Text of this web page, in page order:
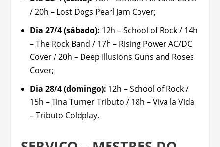
/ 20h – Lost Dogs Pearl Jam Cover;
Dia 27/4 (sábado): 12h – School of Rock / 14h
– The Rock Band / 17h – Rising Power AC/DC
Cover / 20h – Deep Illusions Guns and Roses
Cover;
Dia 28/4 (domingo): 12h – School of Rock /
15h – Tina Turner Tributo / 18h – Viva la Vida
– Tributo Coldplay.